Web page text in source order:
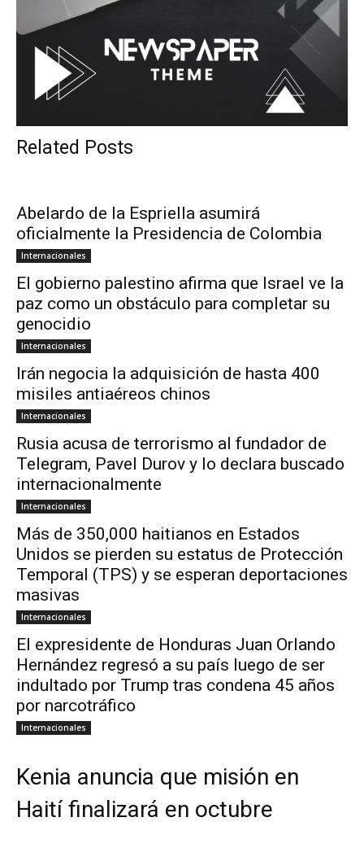
Related Posts
Abelardo de la Espriella asumirá
oficialmente la Presidencia de Colombia
Internacionales
El gobierno palestino afirma que Israel ve la
paz como un obstáculo para completar su
genocidio
Internacionales
Irán negocia la adquisición de hasta 400
misiles antiaéreos chinos
Internacionales
Rusia acusa de terrorismo al fundador de
Telegram, Pavel Durov y lo declara buscado
internacionalmente
Internacionales
Más de 350,000 haitianos en Estados
Unidos se pierden su estatus de Protección
Temporal (TPS) y se esperan deportaciones
masivas
Internacionales
El expresidente de Honduras Juan Orlando
Hernández regresó a su país luego de ser
indultado por Trump tras condena 45 años
por narcotráfico
Internacionales
Kenia anuncia que misión en
Haití finalizará en octubre